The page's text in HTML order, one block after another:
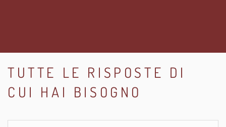
TUTTE LE RISPOSTE DI
CUI HAI BISOGNO